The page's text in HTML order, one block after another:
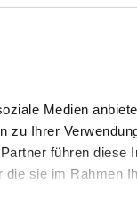
Medien
zu Ihrer
führen diese
die sie im Rahmen